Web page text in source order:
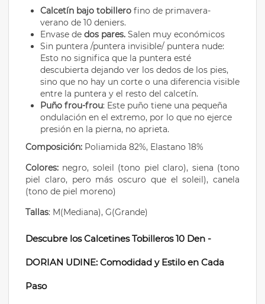
Calcetín bajo tobillero fino de primavera-
verano de 10 deniers.
Envase de dos pares. Salen muy económicos
Sin puntera /puntera invisible/ puntera nude:
Esto no significa que la puntera esté
descubierta dejando ver los dedos de los pies,
sino que no hay un corte o una diferencia visible
entre la puntera y el resto del calcetín.
Puño frou-frou: Este puño tiene una pequeña
ondulación en el extremo, por lo que no ejerce
presión en la pierna, no aprieta.
Composición: Poliamida 82%, Elastano 18%
Colores: negro, soleil (tono piel claro), siena (tono
piel claro, pero más oscuro que el soleil), canela
(tono de piel moreno)
Tallas: M(Mediana), G(Grande)
Descubre los Calcetines Tobilleros 10 Den -
DORIAN UDINE: Comodidad y Estilo en Cada
Paso